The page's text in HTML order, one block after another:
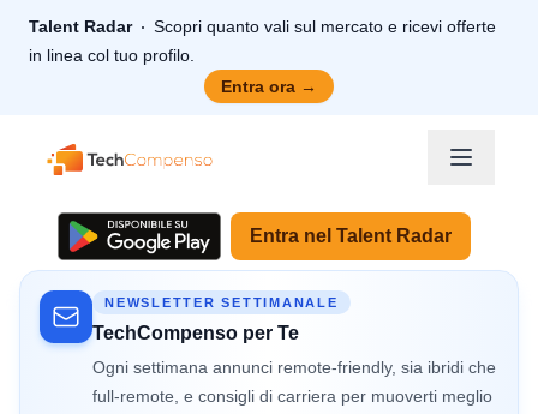
Talent Radar
Scopri quanto vali sul mercato e ricevi offerte
in linea col tuo profilo.
Entra ora →
TechCompenso
Entra nel Talent Radar
NEWSLETTER SETTIMANALE
TechCompenso per Te
Ogni settimana annunci remote-friendly, sia ibridi che
full-remote, e consigli di carriera per muoverti meglio